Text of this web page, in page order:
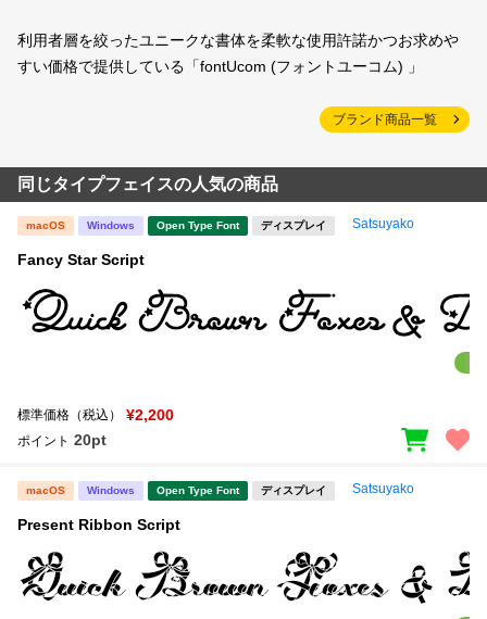
利用者層を絞ったユニークな書体を柔軟な使用許諾かつお求めや
すい価格で提供している「fontUcom (フォントユーコム) 」
ブランド商品一覧
同じタイプフェイスの人気の商品
macOS Windows Open Type Font ディスプレイ Satsuyako
Fancy Star Script
標準価格（税込） ¥2,200
ポイント 20pt
macOS Windows Open Type Font ディスプレイ Satsuyako
Present Ribbon Script